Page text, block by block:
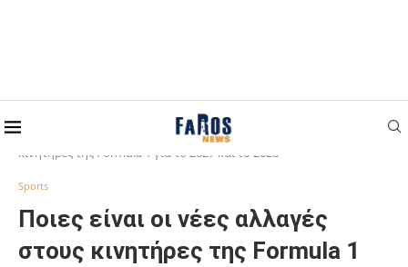
Home
Ποιες είναι οι νέες αλλαγές στους
κινητήρες της Formula 1 για το 2027 και το 2028
Sports
Ποιες είναι οι νέες αλλαγές
στους κινητήρες της Formula 1